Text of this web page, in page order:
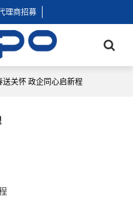
理商招募
送关怀 政企同心启新程